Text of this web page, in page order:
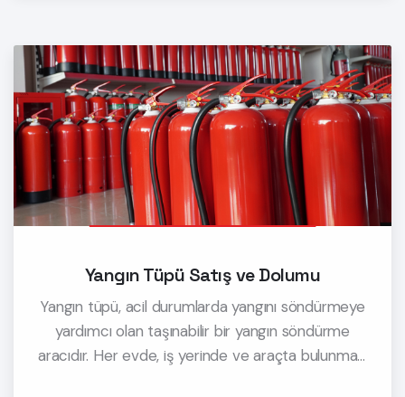
Yangın Tüpü Satış ve Dolumu
Yangın tüpü, acil durumlarda yangını söndürmeye
yardımcı olan taşınabilir bir yangın söndürme
aracıdır. Her evde, iş yerinde ve araçta bulunması